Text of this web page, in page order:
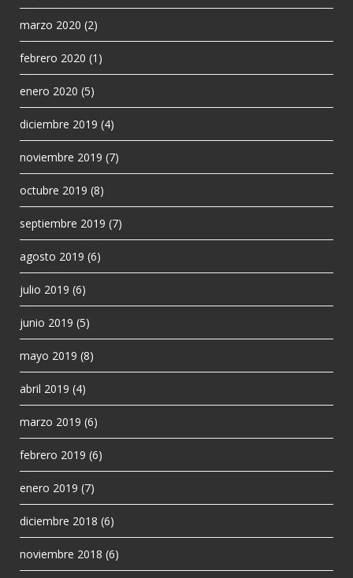
marzo 2020 (2)
febrero 2020 (1)
enero 2020 (5)
diciembre 2019 (4)
noviembre 2019 (7)
octubre 2019 (8)
septiembre 2019 (7)
agosto 2019 (6)
julio 2019 (6)
junio 2019 (5)
mayo 2019 (8)
abril 2019 (4)
marzo 2019 (6)
febrero 2019 (6)
enero 2019 (7)
diciembre 2018 (6)
noviembre 2018 (6)